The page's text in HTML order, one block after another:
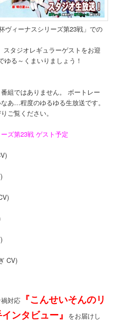
ヴィーナスシリーズ第23戦」での
タジオレギュラーゲストをお迎
ゆる～くまいりましょう！
組ではありません。 ボートレー
あ…程度のゆるゆる生放送です。
ご覧ください。
ズ第23戦 ゲスト予定
CV)
対応 『こんせいそんのリ
ンタビュー』 をお届けし